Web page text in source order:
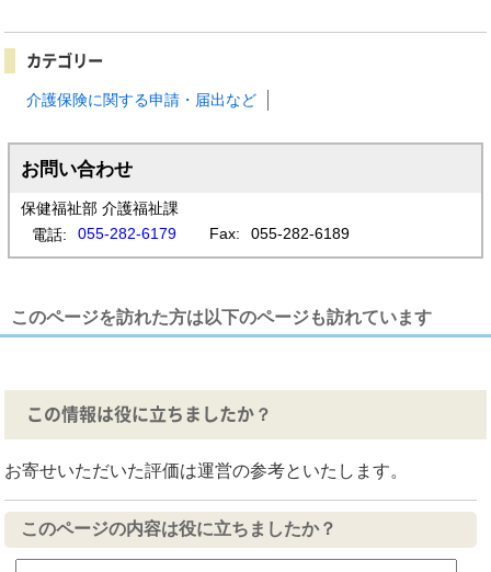
カテゴリー
介護保険に関する申請・届出など
お問い合わせ
保健福祉部 介護福祉課
電話:
055-282-6179 Fax: 055-282-6189
このページを訪れた方は以下のページも訪れています
この情報は役に立ちましたか？
お寄せいただいた評価は運営の参考といたします。
このページの内容は役に立ちましたか？